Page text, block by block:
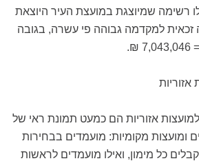
₪; ואילו רשימה שמיוצגת במועצת העיר היוצאת
תהיה זכאית למקדמה גבוהה פי עשרה, בגובה
אזוריות
אזוריות הם כמעט תמונת ראי של
ומועצות מקומיות: מועמדים בבחירות
כל מימון, ואילו מועמדים לראשות